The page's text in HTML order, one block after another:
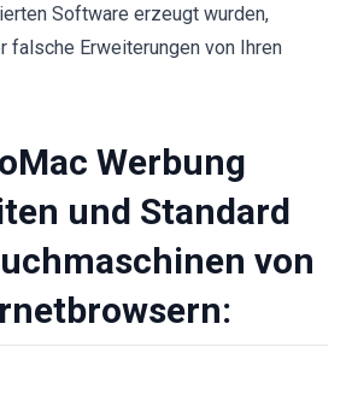
Software erzeugt wurden,
falsche Erweiterungen von Ihren
Werbung
und Standard
von